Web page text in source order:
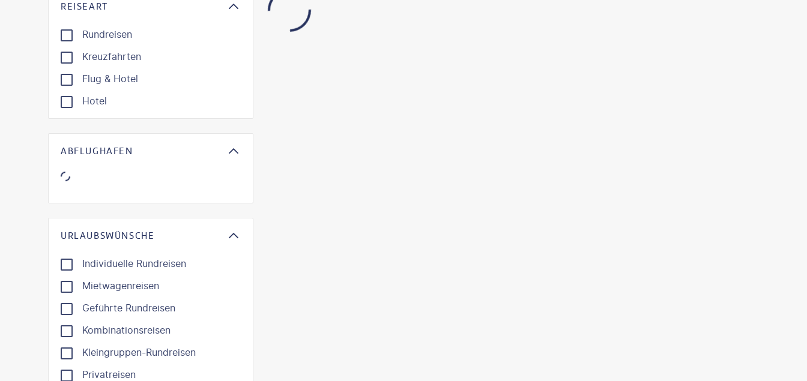
REISEART
Rundreisen
Kreuzfahrten
Flug & Hotel
Hotel
ABFLUGHAFEN
URLAUBSWÜNSCHE
Individuelle Rundreisen
Mietwagenreisen
Geführte Rundreisen
Kombinationsreisen
Kleingruppen-Rundreisen
Privatreisen